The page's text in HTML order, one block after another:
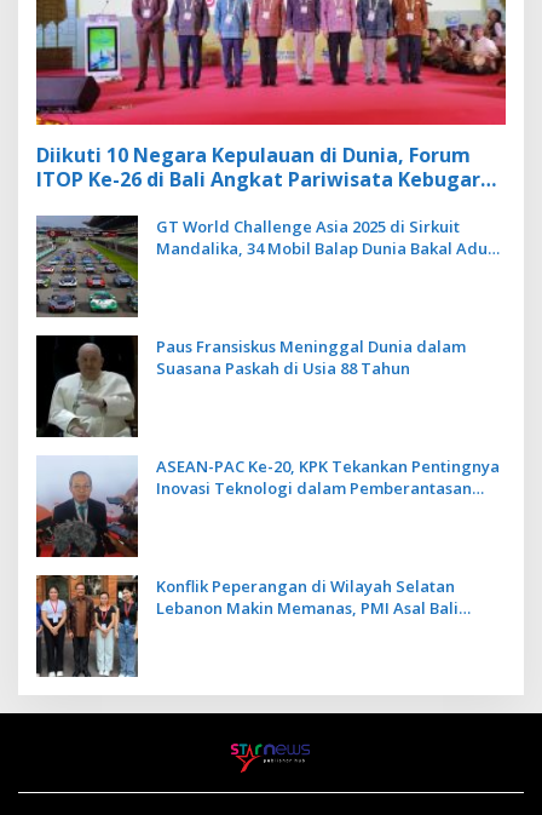
Diikuti 10 Negara Kepulauan di Dunia, Forum
ITOP Ke-26 di Bali Angkat Pariwisata Kebugaran
GT World Challenge Asia 2025 di Sirkuit
Mandalika, 34 Mobil Balap Dunia Bakal Adu
Paus Fransiskus Meninggal Dunia dalam
Suasana Paskah di Usia 88 Tahun
ASEAN-PAC Ke-20, KPK Tekankan Pentingnya
Inovasi Teknologi dalam Pemberantasan
Konflik Peperangan di Wilayah Selatan
Lebanon Makin Memanas, PMI Asal Bali